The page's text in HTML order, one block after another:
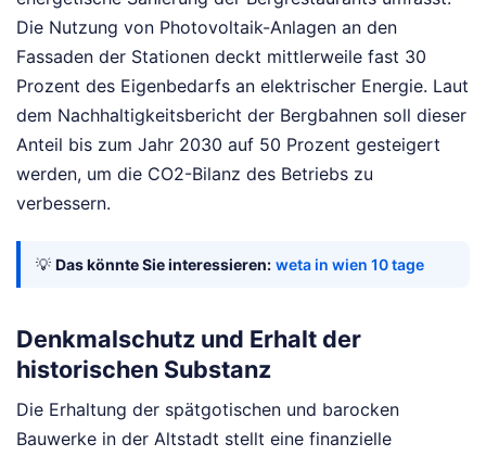
Die Nutzung von Photovoltaik-Anlagen an den
Fassaden der Stationen deckt mittlerweile fast 30
Prozent des Eigenbedarfs an elektrischer Energie. Laut
dem Nachhaltigkeitsbericht der Bergbahnen soll dieser
Anteil bis zum Jahr 2030 auf 50 Prozent gesteigert
werden, um die CO2-Bilanz des Betriebs zu
verbessern.
💡 Das könnte Sie interessieren: weta in wien 10 tage
Denkmalschutz und Erhalt der
historischen Substanz
Die Erhaltung der spätgotischen und barocken
Bauwerke in der Altstadt stellt eine finanzielle